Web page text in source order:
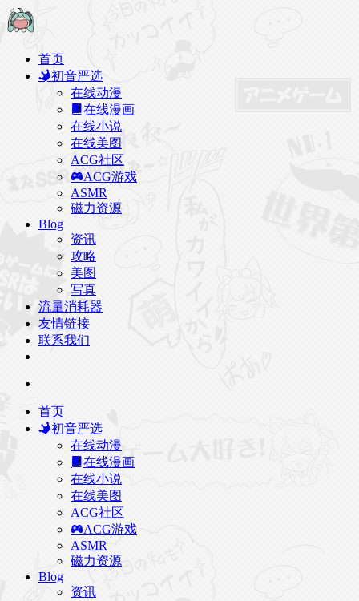
首页
初音严选
在线动漫
在线漫画
在线小说
在线美图
ACG社区
ACG游戏
ASMR
磁力资源
Blog
资讯
攻略
美图
写真
流量消耗器
友情链接
联系我们
首页
初音严选
在线动漫
在线漫画
在线小说
在线美图
ACG社区
ACG游戏
ASMR
磁力资源
Blog
资讯